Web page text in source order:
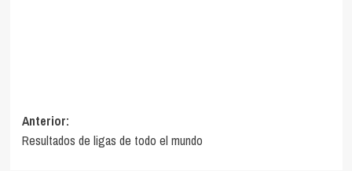
Navegación
de
Anterior:
Resultados de ligas de todo el mundo